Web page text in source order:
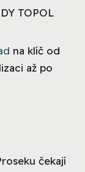
TOPOL
na klíč od
až po
čekají